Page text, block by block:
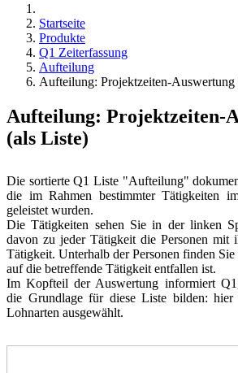
Startseite
Produkte
Q1 Zeiterfassung
Aufteilung
Aufteilung: Projektzeiten-Auswertung
Aufteilung: Projektzeiten-
(als Liste)
Die sortierte Q1 Liste "Aufteilung"
die im Rahmen bestimmter Tätigkeiten
geleistet wurden.
Die Tätigkeiten sehen Sie in der linken
davon zu jeder Tätigkeit die Personen mit
Tätigkeit. Unterhalb der Personen finden
auf die betreffende Tätigkeit entfallen ist.
Im Kopfteil der Auswertung informiert
die Grundlage für diese Liste bilden: hier
Lohnarten ausgewählt.